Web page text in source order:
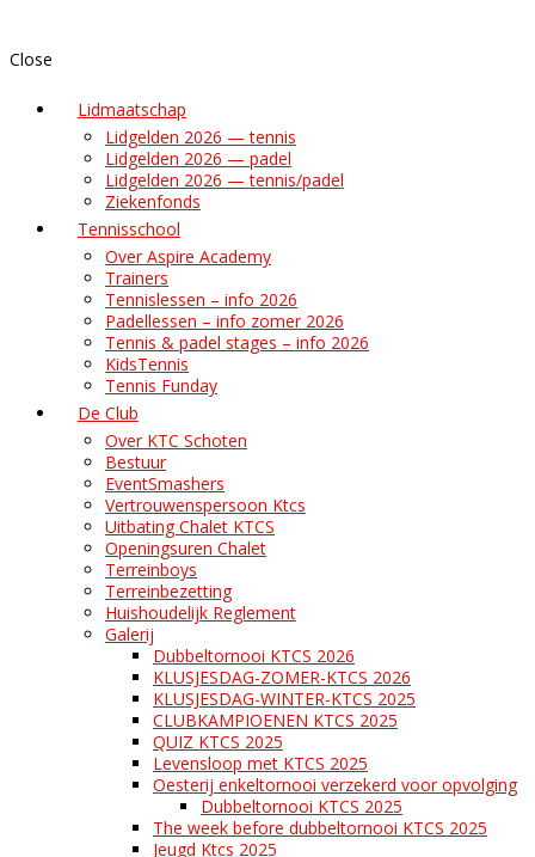
Close
Lidmaatschap
Lidgelden 2026 — tennis
Lidgelden 2026 — padel
Lidgelden 2026 — tennis/padel
Ziekenfonds
Tennisschool
Over Aspire Academy
Trainers
Tennislessen – info 2026
Padellessen – info zomer 2026
Tennis & padel stages – info 2026
KidsTennis
Tennis Funday
De Club
Over KTC Schoten
Bestuur
EventSmashers
Vertrouwenspersoon Ktcs
Uitbating Chalet KTCS
Openingsuren Chalet
Terreinboys
Terreinbezetting
Huishoudelijk Reglement
Galerij
Dubbeltornooi KTCS 2026
KLUSJESDAG-ZOMER-KTCS 2026
KLUSJESDAG-WINTER-KTCS 2025
CLUBKAMPIOENEN KTCS 2025
QUIZ KTCS 2025
Levensloop met KTCS 2025
Oesterij enkeltornooi verzekerd voor opvolging
Dubbeltornooi KTCS 2025
The week before dubbeltornooi KTCS 2025
Jeugd Ktcs 2025